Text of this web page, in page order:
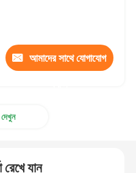
আমাদের সাথে যোগাযোগ
রেখে যান